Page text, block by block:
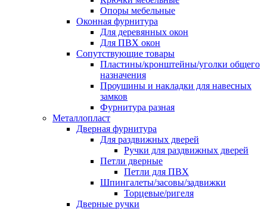
Опоры мебельные
Оконная фурнитура
Для деревянных окон
Для ПВХ окон
Сопутствующие товары
Пластины/кронштейны/уголки общего
назначения
Проушины и накладки для навесных
замков
Фурнитура разная
Металлопласт
Дверная фурнитура
Для раздвижных дверей
Ручки для раздвижных дверей
Петли дверные
Петли для ПВХ
Шпингалеты/засовы/задвижки
Торцевые/ригеля
Дверные ручки